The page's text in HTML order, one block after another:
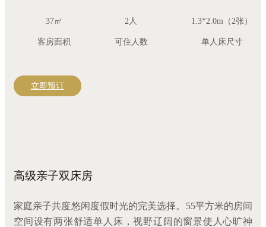
37㎡
客房面积
2人
可住人数
1.3*2.0m（2张）
单人床尺寸
立即预订
高级亲子双床房
家庭亲子共度悠闲度假时光的完美选择。55平方米的房间
空间设有两张舒适单人床，视野辽阔的窗景使人心旷神